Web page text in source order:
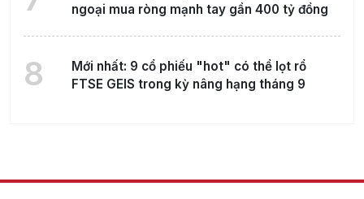
ngoại mua ròng mạnh tay gần 400 tỷ đồng
8
Mới nhất: 9 cổ phiếu "hot" có thể lọt rổ
FTSE GEIS trong kỳ nâng hạng tháng 9